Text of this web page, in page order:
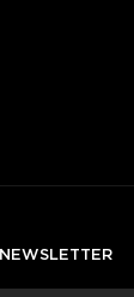
NEWSLETTER